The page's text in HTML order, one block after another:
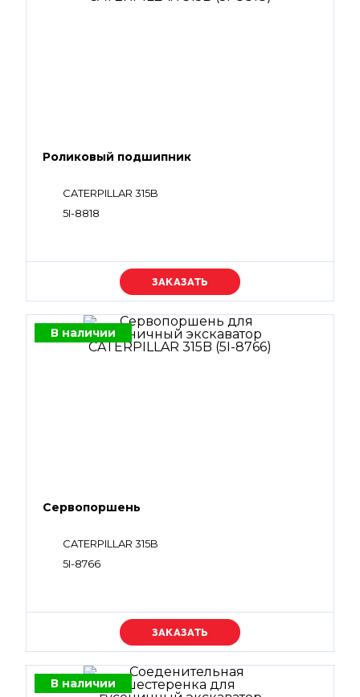
Роликовый подшипник
CATERPILLAR 315B
5I-8818
Уточняйте цену
В наличии
Сервопоршень
CATERPILLAR 315B
5I-8766
Уточняйте цену
В наличии